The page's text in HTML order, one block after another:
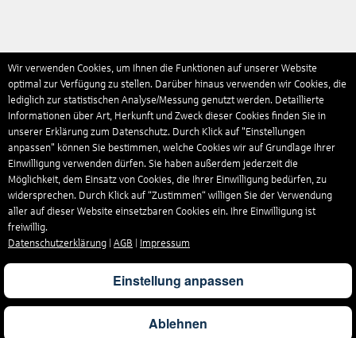
Wir verwenden Cookies, um Ihnen die Funktionen auf unserer Website
optimal zur Verfügung zu stellen. Darüber hinaus verwenden wir Cookies, die
lediglich zur statistischen Analyse/Messung genutzt werden. Detaillierte
Informationen über Art, Herkunft und Zweck dieser Cookies finden Sie in
unserer Erklärung zum Datenschutz. Durch Klick auf "Einstellungen
anpassen" können Sie bestimmen, welche Cookies wir auf Grundlage Ihrer
Einwilligung verwenden dürfen. Sie haben außerdem jederzeit die
Möglichkeit, dem Einsatz von Cookies, die Ihrer Einwilligung bedürfen, zu
widersprechen. Durch Klick auf “Zustimmen“ willigen Sie der Verwendung
aller auf dieser Website einsetzbaren Cookies ein. Ihre Einwilligung ist
freiwillig.
Datenschutzerklärung
AGB Impressum
Einstellung anpassen
Ablehnen